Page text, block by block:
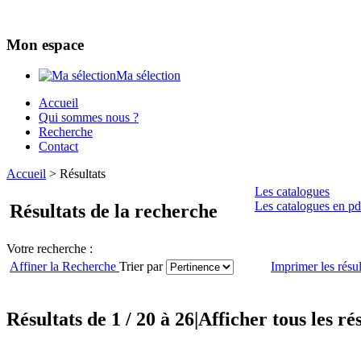
Mon espace
Ma sélection
Accueil
Qui sommes nous ?
Recherche
Contact
Accueil > Résultats
Résultats de la recherche
Les catalogues
Les catalogues en
Votre recherche :
Affiner la Recherche Trier par Imprimer les
Résultats de 1 / 20 à 26Afficher tous les